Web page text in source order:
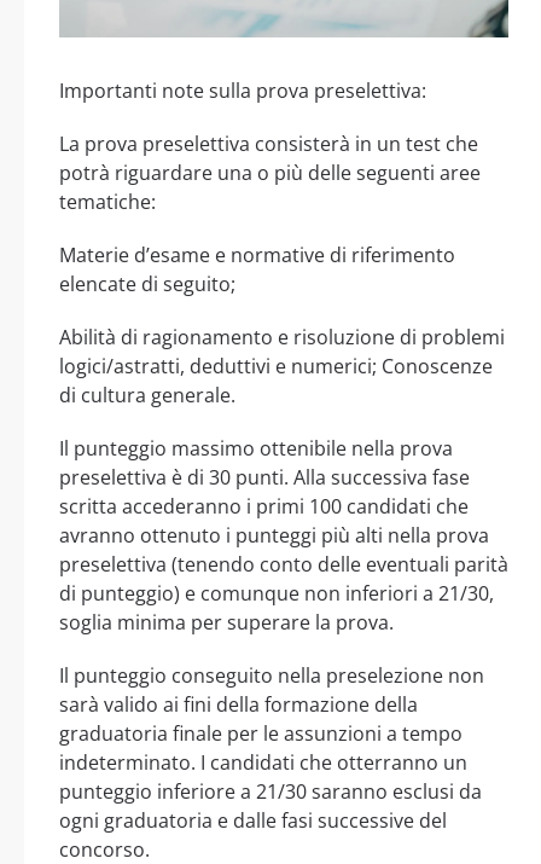
Importanti note sulla prova preselettiva:
La prova preselettiva consisterà in un test che
potrà riguardare una o più delle seguenti aree
tematiche:
Materie d’esame e normative di riferimento
elencate di seguito;
Abilità di ragionamento e risoluzione di problemi
logici/astratti, deduttivi e numerici; Conoscenze
di cultura generale.
Il punteggio massimo ottenibile nella prova
preselettiva è di 30 punti. Alla successiva fase
scritta accederanno i primi 100 candidati che
avranno ottenuto i punteggi più alti nella prova
preselettiva (tenendo conto delle eventuali parità
di punteggio) e comunque non inferiori a 21/30,
soglia minima per superare la prova.
Il punteggio conseguito nella preselezione non
sarà valido ai fini della formazione della
graduatoria finale per le assunzioni a tempo
indeterminato. I candidati che otterranno un
punteggio inferiore a 21/30 saranno esclusi da
ogni graduatoria e dalle fasi successive del
concorso.